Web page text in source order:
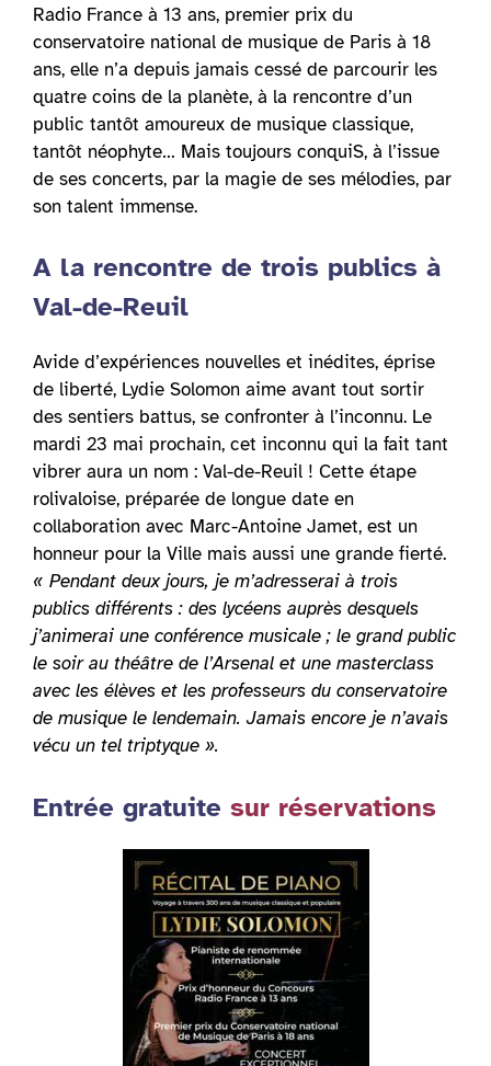
Radio France à 13 ans, premier prix du
conservatoire national de musique de Paris à 18
ans, elle n’a depuis jamais cessé de parcourir les
quatre coins de la planète, à la rencontre d’un
public tantôt amoureux de musique classique,
tantôt néophyte… Mais toujours conquiS, à l’issue
de ses concerts, par la magie de ses mélodies, par
son talent immense.
A la rencontre de trois publics à
Val-de-Reuil
Avide d’expériences nouvelles et inédites, éprise
de liberté, Lydie Solomon aime avant tout sortir
des sentiers battus, se confronter à l’inconnu. Le
mardi 23 mai prochain, cet inconnu qui la fait tant
vibrer aura un nom : Val-de-Reuil ! Cette étape
rolivaloise, préparée de longue date en
collaboration avec Marc-Antoine Jamet, est un
honneur pour la Ville mais aussi une grande fierté.
« Pendant deux jours, je m’adresserai à trois
publics différents : des lycéens auprès desquels
j’animerai une conférence musicale ; le grand public
le soir au théâtre de l’Arsenal et une masterclass
avec les élèves et les professeurs du conservatoire
de musique le lendemain. Jamais encore je n’avais
vécu un tel triptyque ».
Entrée gratuite sur réservations